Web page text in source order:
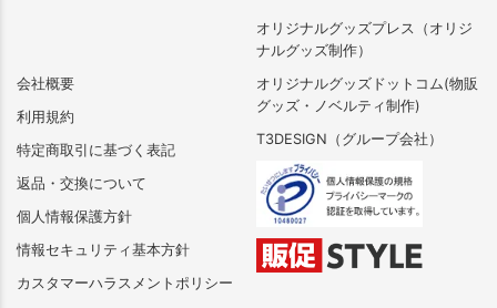
会社概要
利用規約
特定商取引に基づく表記
返品・交換について
個人情報保護方針
情報セキュリティ基本方針
カスタマーハラスメントポリシー
オリジナルグッズプレス（オリジ
ナルグッズ制作）
オリジナルグッズドットコム(物販
グッズ・ノベルティ制作)
T3DESIGN（グループ会社）